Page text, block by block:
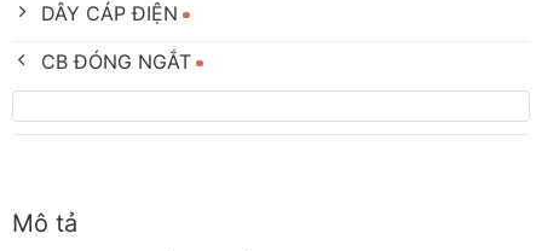
DÂY CÁP ĐIỆN
CB ĐÓNG NGẮT
Mô tả